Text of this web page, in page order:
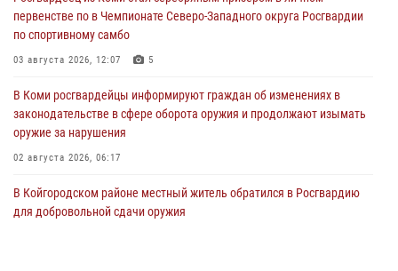
первенстве по в Чемпионате Северо-Западного округа Росгвардии
по спортивному самбо
03 августа 2026, 12:07 5
В Коми росгвардейцы информируют граждан об изменениях в
законодательстве в сфере оборота оружия и продолжают изымать
оружие за нарушения
02 августа 2026, 06:17
В Койгородском районе местный житель обратился в Росгвардию
для добровольной сдачи оружия